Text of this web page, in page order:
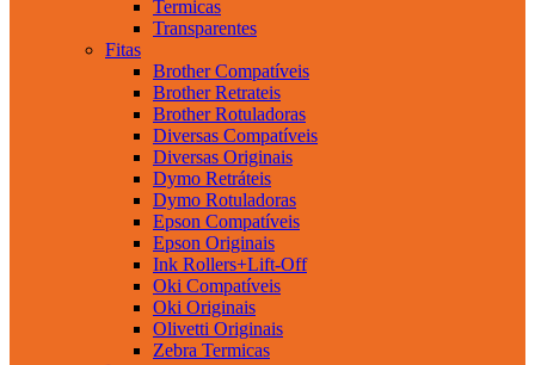
Termicas
Transparentes
Fitas
Brother Compatíveis
Brother Retrateis
Brother Rotuladoras
Diversas Compatíveis
Diversas Originais
Dymo Retráteis
Dymo Rotuladoras
Epson Compatíveis
Epson Originais
Ink Rollers+Lift-Off
Oki Compatíveis
Oki Originais
Olivetti Originais
Zebra Termicas